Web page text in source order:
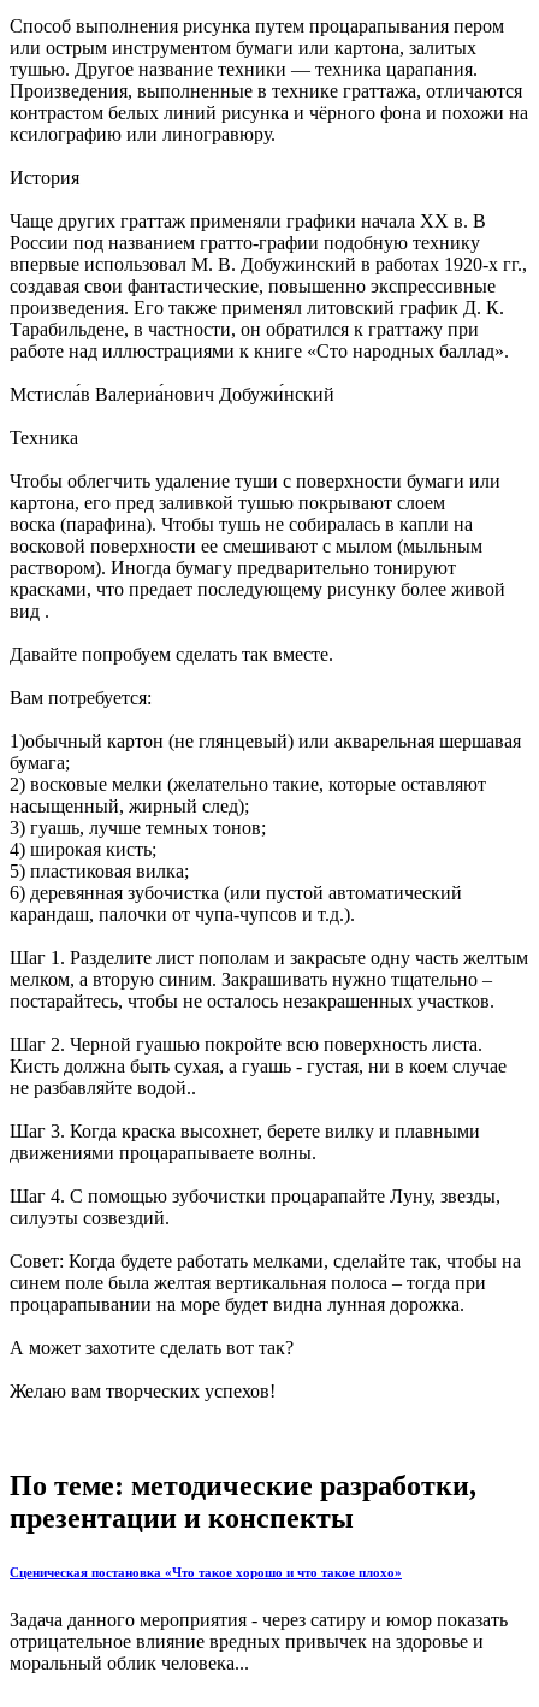
Способ выполнения рисунка путем процарапывания пером
или острым инструментом бумаги или картона, залитых
тушью. Другое название техники — техника царапания.
Произведения, выполненные в технике граттажа, отличаются
контрастом белых линий рисунка и чёрного фона и похожи на
ксилографию или линогравюру.
История
Чаще других граттаж применяли графики начала XX в. В
России под названием гратто-графии подобную технику
впервые использовал М. В. Добужинский в работах 1920-х гг.,
создавая свои фантастические, повышенно экспрессивные
произведения. Его также применял литовский график Д. К.
Тарабильдене, в частности, он обратился к граттажу при
работе над иллюстрациями к книге «Сто народных баллад».
Мстисла́в Валериа́нович Добужи́нский
Техника
Чтобы облегчить удаление туши с поверхности бумаги или
картона, его пред заливкой тушью покрывают слоем
воска (парафина). Чтобы тушь не собиралась в капли на
восковой поверхности ее смешивают с мылом (мыльным
раствором). Иногда бумагу предварительно тонируют
красками, что предает последующему рисунку более живой
вид .
Давайте попробуем сделать так вместе.
Вам потребуется:
1)обычный картон (не глянцевый) или акварельная шершавая
бумага;
2) восковые мелки (желательно такие, которые оставляют
насыщенный, жирный след);
3) гуашь, лучше темных тонов;
4) широкая кисть;
5) пластиковая вилка;
6) деревянная зубочистка (или пустой автоматический
карандаш, палочки от чупа-чупсов и т.д.).
Шаг 1. Разделите лист пополам и закрасьте одну часть желтым
мелком, а вторую синим. Закрашивать нужно тщательно –
постарайтесь, чтобы не осталось незакрашенных участков.
Шаг 2. Черной гуашью покройте всю поверхность листа.
Кисть должна быть сухая, а гуашь - густая, ни в коем случае
не разбавляйте водой..
Шаг 3. Когда краска высохнет, берете вилку и плавными
движениями процарапываете волны.
Шаг 4. С помощью зубочистки процарапайте Луну, звезды,
силуэты созвездий.
Совет: Когда будете работать мелками, сделайте так, чтобы на
синем поле была желтая вертикальная полоса – тогда при
процарапывании на море будет видна лунная дорожка.
А может захотите сделать вот так?
Желаю вам творческих успехов!
По теме: методические разработки,
презентации и конспекты
Сценическая постановка «Что такое хорошо и что такое плохо»
Задача данного мероприятия - через сатиру и юмор показать
отрицательное влияние вредных привычек на здоровье и
моральный облик человека...